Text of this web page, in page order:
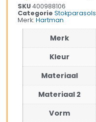
SKU400988106
Categorie Stokparasols
Merk:Hartman
Merk
Kleur
Materiaal
Materiaal 2
Vorm